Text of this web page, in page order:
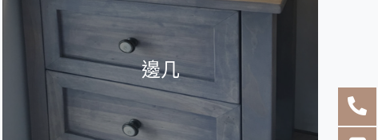
邊几